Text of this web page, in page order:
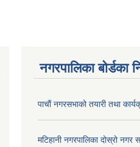
नगरपालिका बोर्डका
पाचाैं नगरसभाको तयारी तथा
मटिहानी नगरपालिका दोस्रो